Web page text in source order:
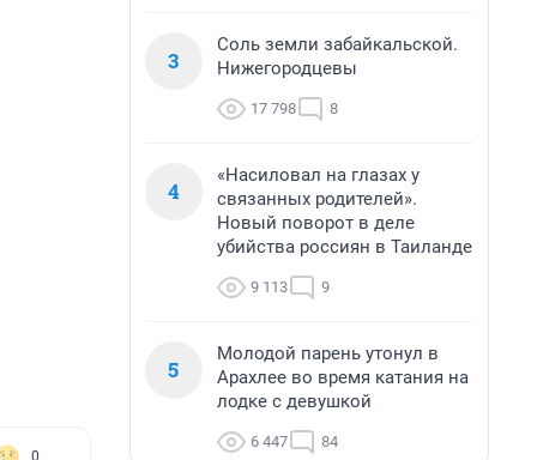
0
3
Соль земли забайкальской.
Нижегородцевы
17 798 8
4
«Насиловал на глазах у
связанных родителей».
Новый поворот в деле
убийства россиян в Таиланде
9 113 9
5
Молодой парень утонул в
Арахлее во время катания на
лодке с девушкой
6 447 84